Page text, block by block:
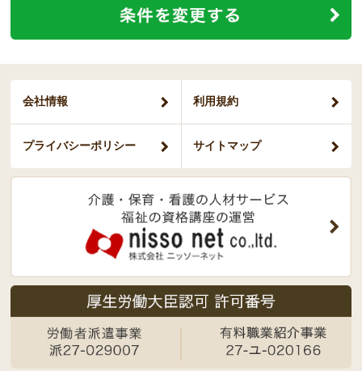
会社情報 利用規約
プライバシーポリシー サイトマップ